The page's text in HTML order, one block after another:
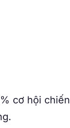
cơ hội chiến